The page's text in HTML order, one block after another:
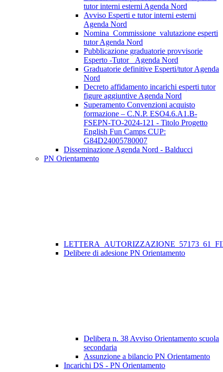
tutor interni esterni Agenda Nord
Avviso Esperti e tutor interni esterni
Agenda Nord
Nomina_Commissione_valutazione esperti
tutor Agenda Nord
Pubblicazione graduatorie provvisorie
Esperto -Tutor _Agenda Nord
Graduatorie definitive Esperti/tutor Agenda
Nord
Decreto affidamento incarichi esperti tutor
figure aggiuntive Agenda Nord
Superamento Convenzioni acquisto
formazione – C.N.P. ESO4.6.A1.B-
FSEPN-TO-2024-121 - Titolo Progetto
English Fun Camps CUP:
G84D24005780007
Disseminazione Agenda Nord - Balducci
PN Orientamento
Delibere di adesione PN Orientamento
Delibera n. 38 Avviso Orientamento scuola
secondaria
Assunzione a bilancio PN Orientamento
Incarichi DS - PN Orientamento